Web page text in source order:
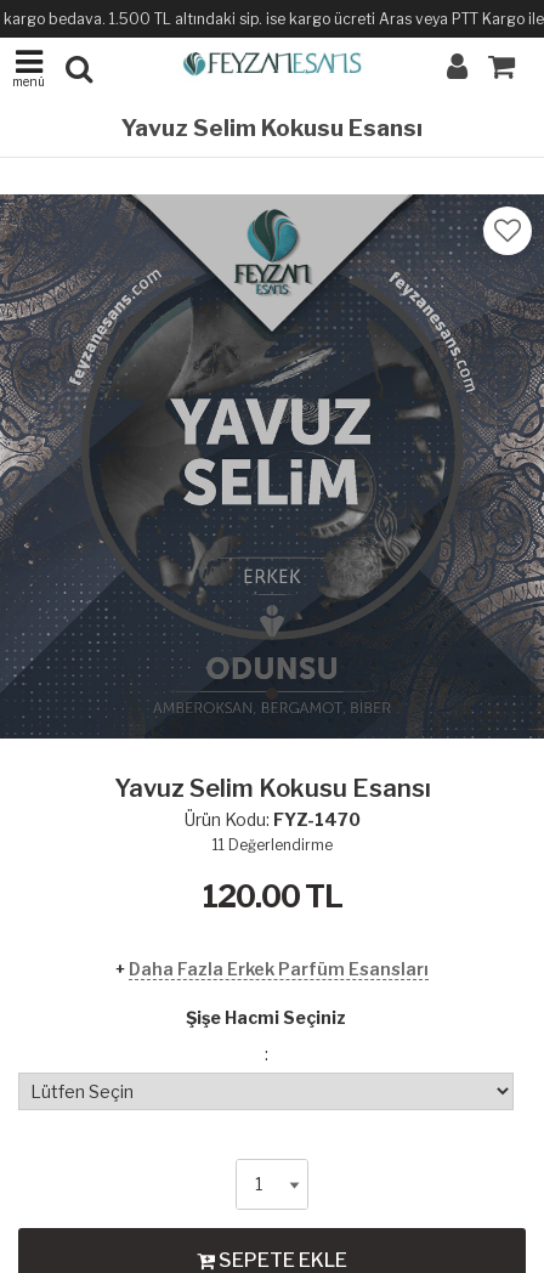
bedava. 1.500 TL altındaki sip. ise kargo ücreti Aras veya PTT Kargo
menü
Yavuz Selim Kokusu Esansı
Yavuz Selim Kokusu Esansı
Ürün Kodu: FYZ-1470
11 Değerlendirme
120.00TL
+ Daha Fazla Erkek Parfüm Esansları
Şişe Hacmi Seçiniz
:
SEPETE EKLE